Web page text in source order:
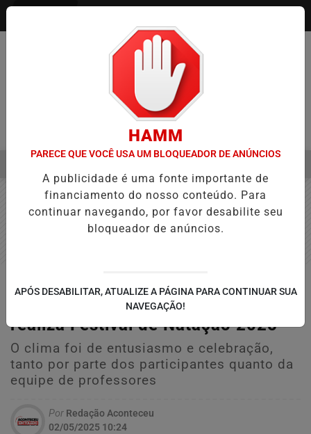
EM ALTA
TOLEDO
Secretaria de Esportes e Lazer
realiza Festival de Natação 2025
O clima foi de entusiasmo e celebração,
tanto por parte dos participantes quanto da
equipe de professores
Por Redação Aconteceu
02/05/2025 10:24
HAMM
PARECE QUE VOCÊ USA UM BLOQUEADOR DE ANÚNCIOS
A publicidade é uma fonte importante de
financiamento do nosso conteúdo. Para
continuar navegando, por favor desabilite seu
bloqueador de anúncios.
APÓS DESABILITAR, ATUALIZE A PÁGINA PARA CONTINUAR SUA
NAVEGAÇÃO!